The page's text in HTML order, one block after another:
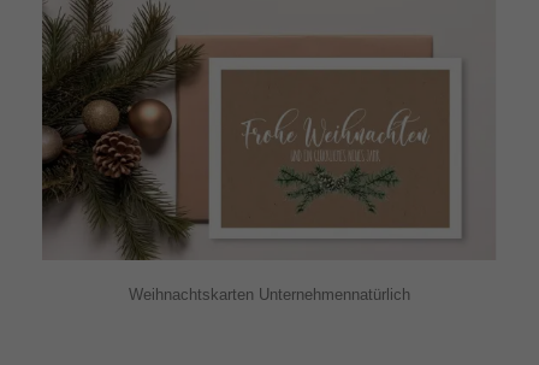
Weihnachtskarten Unternehmennatürlich